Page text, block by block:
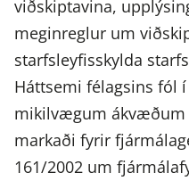
viðskiptavina,
meginreglur um
starfsleyfisskylda
Háttsemi félagsins fól
mikilvægum ákvæðum
markaði fyrir
161/2002 um